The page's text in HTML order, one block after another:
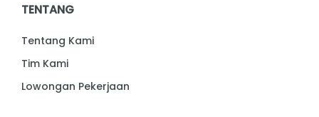
TENTANG
Tentang Kami
Tim Kami
Lowongan Pekerjaan